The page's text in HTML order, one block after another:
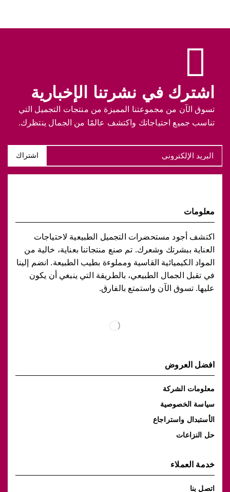
اشترك في نشرتنا الإخبارية
تسوق الآن من مجموعتنا المميزة من منتجات التجميل التي
تناسب جميع احتياجاتك واكتشف عالمًا من الجمال ينتظرك.
معلومات
اكتشف أجود مستحضرات التجميل الطبيعية لاحتياجات
العناية ببشرتك وشعرك. تم صنع منتجاتنا بعناية، خالية من
المواد الكيميائية القاسية ومملوءة بطيب الطبيعة. انضم إلينا
في تقبل الجمال الطبيعي، بالطريقة التي ينبغي أن يكون
عليها. تسوق الآن واستمتع بالفارق.
افضل العروض
معلومات الشركة
سياسة الخصوصية
الأستبدال واستراجاع
حل النزاعات
خدمة العملاء
اتصل بنا